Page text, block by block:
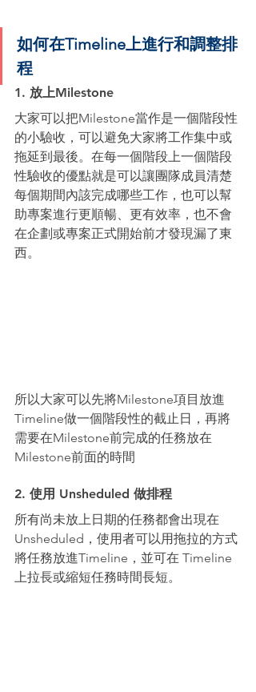
如何在Timeline上進行和調整排
程
1. 放上Milestone
大家可以把Milestone當作是一個階段性
的小驗收，可以避免大家將工作集中或
拖延到最後。在每一個階段上一個階段
性驗收的優點就是可以讓團隊成員清楚
每個期間內該完成哪些工作，也可以幫
助專案進行更順暢、更有效率，也不會
在企劃或專案正式開始前才發現漏了東
西。
所以大家可以先將Milestone項目放進
Timeline做一個階段性的截止日，再將
需要在Milestone前完成的任務放在
Milestone前面的時間
2. 使用 Unsheduled 做排程
所有尚未放上日期的任務都會出現在
Unsheduled，使用者可以用拖拉的方式
將任務放進Timeline，並可在 Timeline
上拉長或縮短任務時間長短。